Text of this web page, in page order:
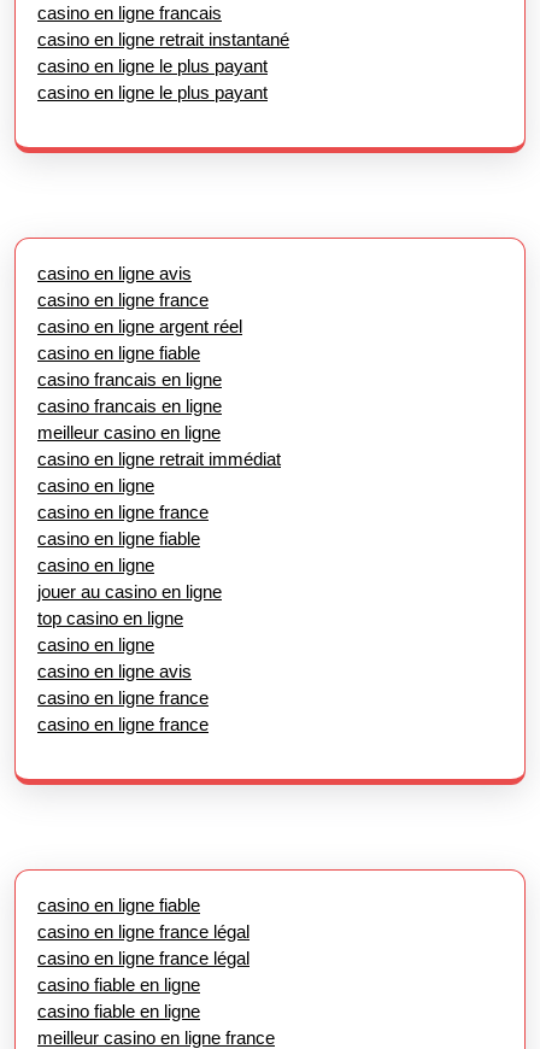
casino en ligne francais
casino en ligne retrait instantané
casino en ligne le plus payant
casino en ligne le plus payant
casino en ligne avis
casino en ligne france
casino en ligne argent réel
casino en ligne fiable
casino francais en ligne
casino francais en ligne
meilleur casino en ligne
casino en ligne retrait immédiat
casino en ligne
casino en ligne france
casino en ligne fiable
casino en ligne
jouer au casino en ligne
top casino en ligne
casino en ligne
casino en ligne avis
casino en ligne france
casino en ligne france
casino en ligne fiable
casino en ligne france légal
casino en ligne france légal
casino fiable en ligne
casino fiable en ligne
meilleur casino en ligne france